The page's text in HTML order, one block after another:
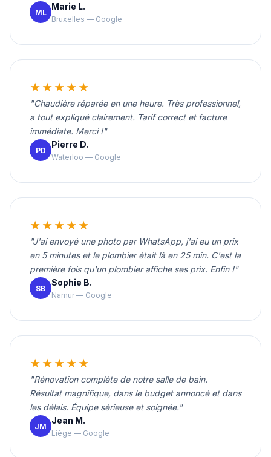
ML
Marie L.
Bruxelles — Google
★★★★★
"Chaudière réparée en une heure. Très professionnel,
a tout expliqué clairement. Tarif correct et facture
immédiate. Merci !"
PD
Pierre D.
Waterloo — Google
★★★★★
"J'ai envoyé une photo par WhatsApp, j'ai eu un prix
en 5 minutes et le plombier était là en 25 min. C'est la
première fois qu'un plombier affiche ses prix. Enfin !"
SB
Sophie B.
Namur — Google
★★★★★
"Rénovation complète de notre salle de bain.
Résultat magnifique, dans le budget annoncé et dans
les délais. Équipe sérieuse et soignée."
JM
Jean M.
Liège — Google